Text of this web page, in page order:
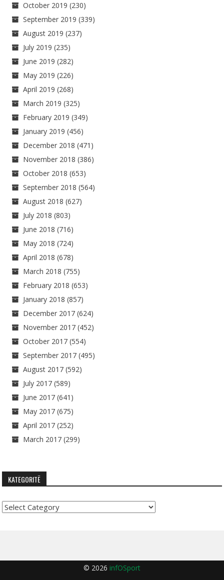
October 2019 (230)
September 2019 (339)
August 2019 (237)
July 2019 (235)
June 2019 (282)
May 2019 (226)
April 2019 (268)
March 2019 (325)
February 2019 (349)
January 2019 (456)
December 2018 (471)
November 2018 (386)
October 2018 (653)
September 2018 (564)
August 2018 (627)
July 2018 (803)
June 2018 (716)
May 2018 (724)
April 2018 (678)
March 2018 (755)
February 2018 (653)
January 2018 (857)
December 2017 (624)
November 2017 (452)
October 2017 (554)
September 2017 (495)
August 2017 (592)
July 2017 (589)
June 2017 (641)
May 2017 (675)
April 2017 (252)
March 2017 (299)
KATEGORITË
Kategoritë
© 2026 infOSport